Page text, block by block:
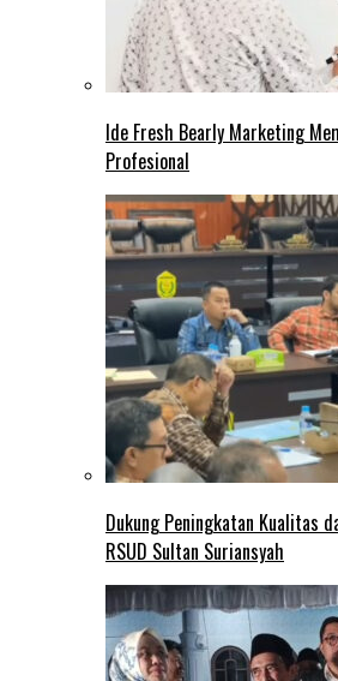
Ide Fresh Bearly Marketing
Profesional
Dukung Peningkatan Kualitas
RSUD Sultan Suriansyah